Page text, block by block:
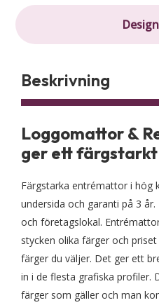
Beskrivning
Loggomattor &
ger ett
Färgstarka entrémattor i hög
undersida och garanti på 3
och företagslokal.
stycken olika färger och
färger du väljer. Det ger ett
in i de flesta grafiska profiler.
färger som gäller och man